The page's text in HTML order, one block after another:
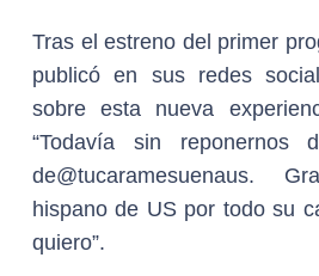
Tras el estreno del primer
publicó en sus redes
sobre esta nueva
“Todavía sin reponernos
de@tucaramesuenaus.
hispano de US por todo su
quiero”.